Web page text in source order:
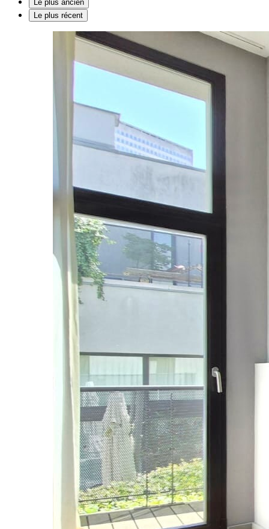
Le plus ancien
Le plus récent